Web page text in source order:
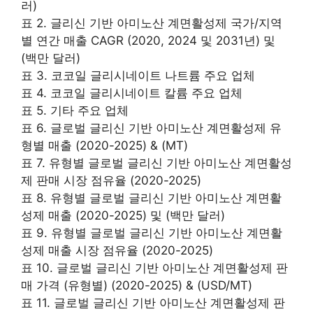
러)
표 2. 글리신 기반 아미노산 계면활성제 국가/지역
별 연간 매출 CAGR (2020, 2024 및 2031년) 및
(백만 달러)
표 3. 코코일 글리시네이트 나트륨 주요 업체
표 4. 코코일 글리시네이트 칼륨 주요 업체
표 5. 기타 주요 업체
표 6. 글로벌 글리신 기반 아미노산 계면활성제 유
형별 매출 (2020-2025) & (MT)
표 7. 유형별 글로벌 글리신 기반 아미노산 계면활성
제 판매 시장 점유율 (2020-2025)
표 8. 유형별 글로벌 글리신 기반 아미노산 계면활
성제 매출 (2020-2025) 및 (백만 달러)
표 9. 유형별 글로벌 글리신 기반 아미노산 계면활
성제 매출 시장 점유율 (2020-2025)
표 10. 글로벌 글리신 기반 아미노산 계면활성제 판
매 가격 (유형별) (2020-2025) & (USD/MT)
표 11. 글로벌 글리신 기반 아미노산 계면활성제 판